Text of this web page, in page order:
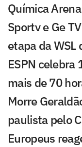
Química Arena
Sportv e Ge
etapa da WSL
ESPN celebra
mais de 70
Morre
paulista pelo
Europeus